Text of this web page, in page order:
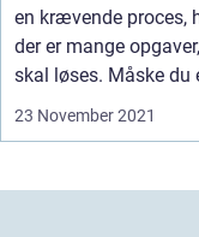
en krævende proces,
der er mange
skal løses. Måske du
23 November 2021